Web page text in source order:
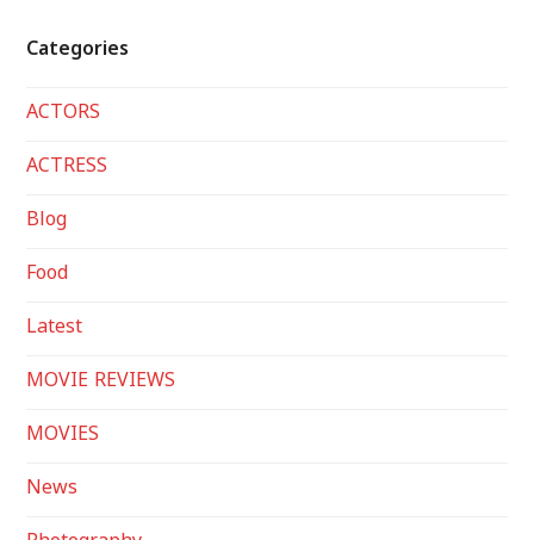
Categories
ACTORS
ACTRESS
Blog
Food
Latest
MOVIE REVIEWS
MOVIES
News